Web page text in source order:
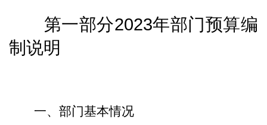
第一部分2023年部门预算编
制 说明
一、部门基本情况